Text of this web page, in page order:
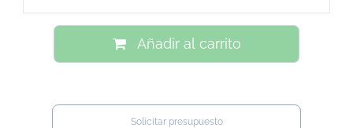
Añadir al carrito
Solicitar presupuesto